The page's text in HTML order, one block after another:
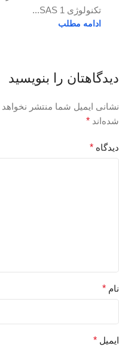
تکنولوژی SAS 1...
ادامه مطلب
دیدگاهتان را بنویسید
نشانی ایمیل شما منتشر
شده‌اند *
دیدگاه *
نام *
ایمیل *